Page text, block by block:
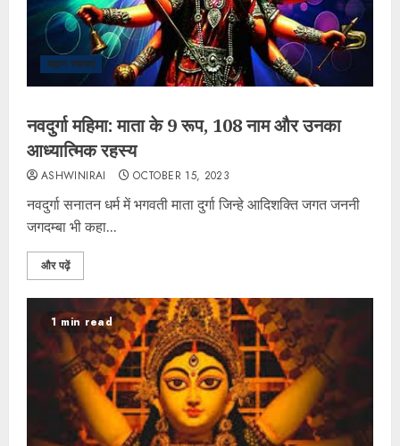
महान रचनाएं
नवदुर्गा महिमा: माता के 9 रूप, 108 नाम और उनका
आध्यात्मिक रहस्य
ASHWINIRAI OCTOBER 15, 2023
नवदुर्गा सनातन धर्म में भगवती माता दुर्गा जिन्हे आदिशक्ति जगत जननी
जगदम्बा भी कहा...
और पढ़ें
1 min read